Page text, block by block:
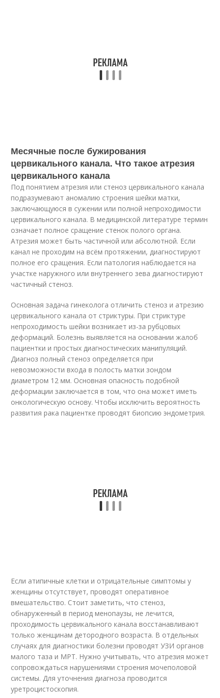
Месячные после бужирования
цервикального канала. Что такое атрезия
цервикального канала
Под понятием атрезия или стеноз цервикального канала
подразумевают аномалию строения шейки матки,
заключающуюся в сужении или полной непроходимости
цервикального канала. В медицинской литературе термин
означает полное сращение стенок полого органа.
Атрезия может быть частичной или абсолютной. Если
канал не проходим на всём протяжении, диагностируют
полное его сращения. Если патология наблюдается на
участке наружного или внутреннего зева диагностируют
частичный стеноз.
Основная задача гинеколога отличить стеноз и атрезию
цервикального канала от стриктуры. При стриктуре
непроходимость шейки возникает из-за рубцовых
деформаций. Болезнь выявляется на основании жалоб
пациентки и простых диагностических манипуляций.
Диагноз полный стеноз определяется при
невозможности входа в полость матки зондом
диаметром 12 мм. Основная опасность подобной
деформации заключается в том, что она может иметь
онкологическую основу. Чтобы исключить вероятность
развития рака пациентке проводят биопсию эндометрия.
Если атипичные клетки и отрицательные симптомы у
женщины отсутствует, проводят оперативное
вмешательство. Стоит заметить, что стеноз,
обнаруженный в период менопаузы, не лечится,
проходимость цервикального канала восстанавливают
только женщинам детородного возраста. В отдельных
случаях для диагностики болезни проводят УЗИ органов
малого таза и МРТ. Нужно учитывать, что атрезия может
сопровождаться нарушениями строения мочеполовой
системы. Для уточнения диагноза проводится
уретроцистоскопия.